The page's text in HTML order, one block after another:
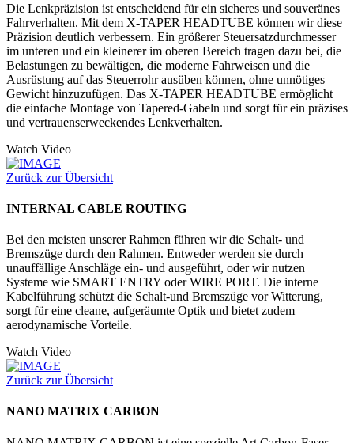
Die Lenkpräzision ist entscheidend für ein sicheres und souveränes
Fahrverhalten. Mit dem X-TAPER HEADTUBE können wir diese
Präzision deutlich verbessern. Ein größerer Steuersatzdurchmesser
im unteren und ein kleinerer im oberen Bereich tragen dazu bei, die
Belastungen zu bewältigen, die moderne Fahrweisen und die
Ausrüstung auf das Steuerrohr ausüben können, ohne unnötiges
Gewicht hinzuzufügen. Das X-TAPER HEADTUBE ermöglicht
die einfache Montage von Tapered-Gabeln und sorgt für ein präzises
und vertrauenserweckendes Lenkverhalten.
Watch Video
Zurück zur Übersicht
INTERNAL CABLE ROUTING
Bei den meisten unserer Rahmen führen wir die Schalt- und
Bremszüge durch den Rahmen. Entweder werden sie durch
unauffällige Anschläge ein- und ausgeführt, oder wir nutzen
Systeme wie SMART ENTRY oder WIRE PORT. Die interne
Kabelführung schützt die Schalt-und Bremszüge vor Witterung,
sorgt für eine cleane, aufgeräumte Optik und bietet zudem
aerodynamische Vorteile.
Watch Video
Zurück zur Übersicht
NANO MATRIX CARBON